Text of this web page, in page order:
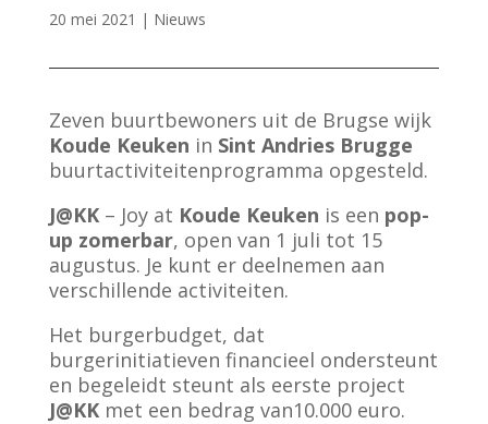
20 mei 2021 | Nieuws
Zeven buurtbewoners uit de Brugse wijk
Koude Keuken in Sint Andries Brugge
buurtactiviteitenprogramma opgesteld.
J@KK– Joy at Koude Keuken is een pop-
up zomerbar, open van 1 juli tot 15
augustus. Je kunt er deelnemen aan
verschillende activiteiten.
Het burgerbudget, dat
burgerinitiatieven financieel ondersteunt
en begeleidt steunt als eerste project
J@KKmet een bedrag van10.000 euro.